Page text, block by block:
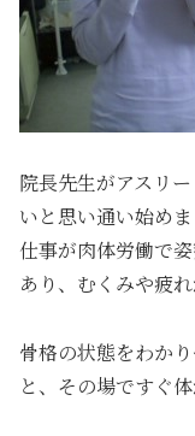
院長先生がアスリ
いと思い通い始めま
仕事が肉体労働で
あり、むくみや疲
骨格の状態をわか
と、その場ですぐ